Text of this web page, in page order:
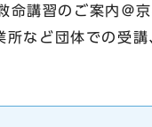
講習のご案内＠
など団体での受講